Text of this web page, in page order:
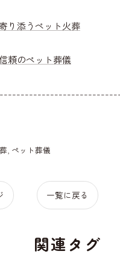
り添うペット火葬
頼のペット葬儀
ペット葬儀
一覧に戻る
関連タグ